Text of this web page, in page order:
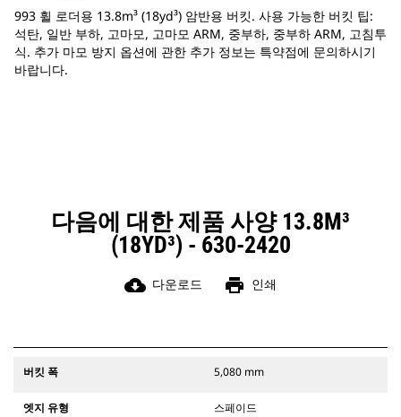
993 휠 로더용 13.8m³ (18yd³) 암반용 버킷. 사용 가능한 버킷 팁:
석탄, 일반 부하, 고마모, 고마모 ARM, 중부하, 중부하 ARM, 고침투
식. 추가 마모 방지 옵션에 관한 추가 정보는 특약점에 문의하시기
바랍니다.
다음에 대한 제품 사양 13.8M³
(18YD³) - 630-2420
cloud_download 다운로드 print 인쇄
버킷 폭 5,080 mm
엣지 유형 스페이드